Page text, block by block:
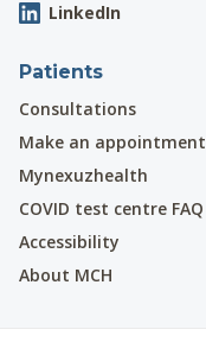
LinkedIn
Patients
Consultations
Make an appointment
Mynexuzhealth
COVID test centre FAQ
Accessibility
About MCH